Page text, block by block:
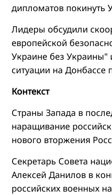
дипломатов покинуть
Лидеры обсудили
европейской
Украине без
ситуации на
Контекст
Страны Запада в
наращивание
нового вторжения
Секретарь Совета
Алексей Данилов в
российских военных